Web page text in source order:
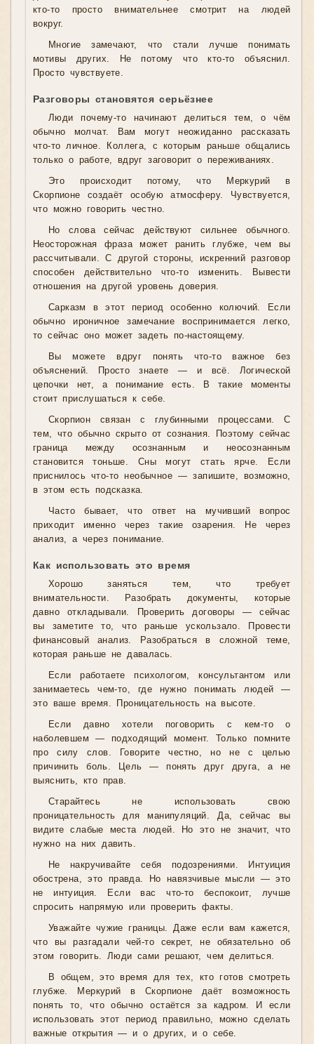
кто-то просто внимательнее смотрит на людей
вокруг.
Многие замечают, что стали лучше понимать
мотивы других. Не потому что кто-то объяснил.
Просто чувствуете.
Разговоры становятся серьёзнее
Люди почему-то начинают делиться тем, о чём
обычно молчат. Вам могут неожиданно рассказать
что-то личное. Коллега, с которым раньше общались
только о работе, вдруг заговорит о переживаниях.
Это происходит потому, что Меркурий в
Скорпионе создаёт особую атмосферу. Чувствуется,
что можно говорить честно.
Но слова сейчас действуют сильнее обычного.
Неосторожная фраза может ранить глубже, чем вы
рассчитывали. С другой стороны, искренний разговор
способен действительно что-то изменить. Вывести
отношения на другой уровень доверия.
Сарказм в этот период особенно колючий. Если
обычно ироничное замечание воспринимается легко,
то сейчас оно может задеть по-настоящему.
Вы можете вдруг понять что-то важное без
объяснений. Просто знаете — и всё. Логической
цепочки нет, а понимание есть. В такие моменты
стоит прислушаться к себе.
Скорпион связан с глубинными процессами. С
тем, что обычно скрыто от сознания. Поэтому сейчас
граница между осознанным и неосознанным
становится тоньше. Сны могут стать ярче. Если
приснилось что-то необычное — запишите, возможно,
в этом есть подсказка.
Часто бывает, что ответ на мучивший вопрос
приходит именно через такие озарения. Не через
анализ, а через понимание.
Как использовать это время
Хорошо заняться тем, что требует
внимательности. Разобрать документы, которые
давно откладывали. Проверить договоры — сейчас
вы заметите то, что раньше ускользало. Провести
финансовый анализ. Разобраться в сложной теме,
которая раньше не давалась.
Если работаете психологом, консультантом или
занимаетесь чем-то, где нужно понимать людей —
это ваше время. Проницательность на высоте.
Если давно хотели поговорить с кем-то о
наболевшем — подходящий момент. Только помните
про силу слов. Говорите честно, но не с целью
причинить боль. Цель — понять друг друга, а не
выяснить, кто прав.
Старайтесь не использовать свою
проницательность для манипуляций. Да, сейчас вы
видите слабые места людей. Но это не значит, что
нужно на них давить.
Не накручивайте себя подозрениями. Интуиция
обострена, это правда. Но навязчивые мысли — это
не интуиция. Если вас что-то беспокоит, лучше
спросить напрямую или проверить факты.
Уважайте чужие границы. Даже если вам кажется,
что вы разгадали чей-то секрет, не обязательно об
этом говорить. Люди сами решают, чем делиться.
В общем, это время для тех, кто готов смотреть
глубже. Меркурий в Скорпионе даёт возможность
понять то, что обычно остаётся за кадром. И если
использовать этот период правильно, можно сделать
важные открытия — и о других, и о себе.